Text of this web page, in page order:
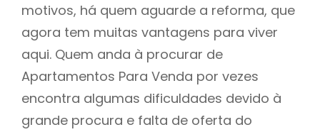
motivos, há quem aguarde a reforma, que
agora tem muitas vantagens para viver
aqui. Quem anda à procurar de
Apartamentos Para Venda por vezes
encontra algumas dificuldades devido à
grande procura e falta de oferta do